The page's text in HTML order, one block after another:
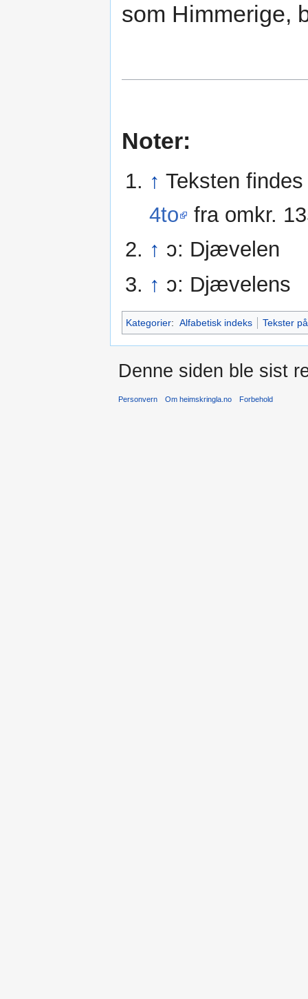
som Himmerige,
Noter:
↑ Teksten
4to
fra omkr.
↑ ɔ: Djævelen
↑ ɔ: Djævelens
Kategorier: Alfabetisk indeks Tekster
Denne siden ble sist
Personvern Om heimskringla.no Forbehold